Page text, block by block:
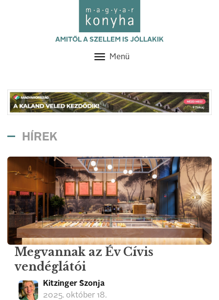
AMITŐL A SZELLEM IS JÓLLAKIK
Toggle
Menü
HÍREK
Megvannak az Év Cívis
vendéglátói
Kitzinger Szonja
2025. október 18.